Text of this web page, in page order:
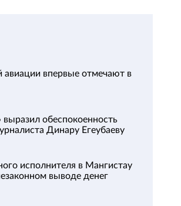
авиации впервые отмечают в
выразил обеспокоенность
Динару Егеубаеву
исполнителя в Мангистау
выводе денег